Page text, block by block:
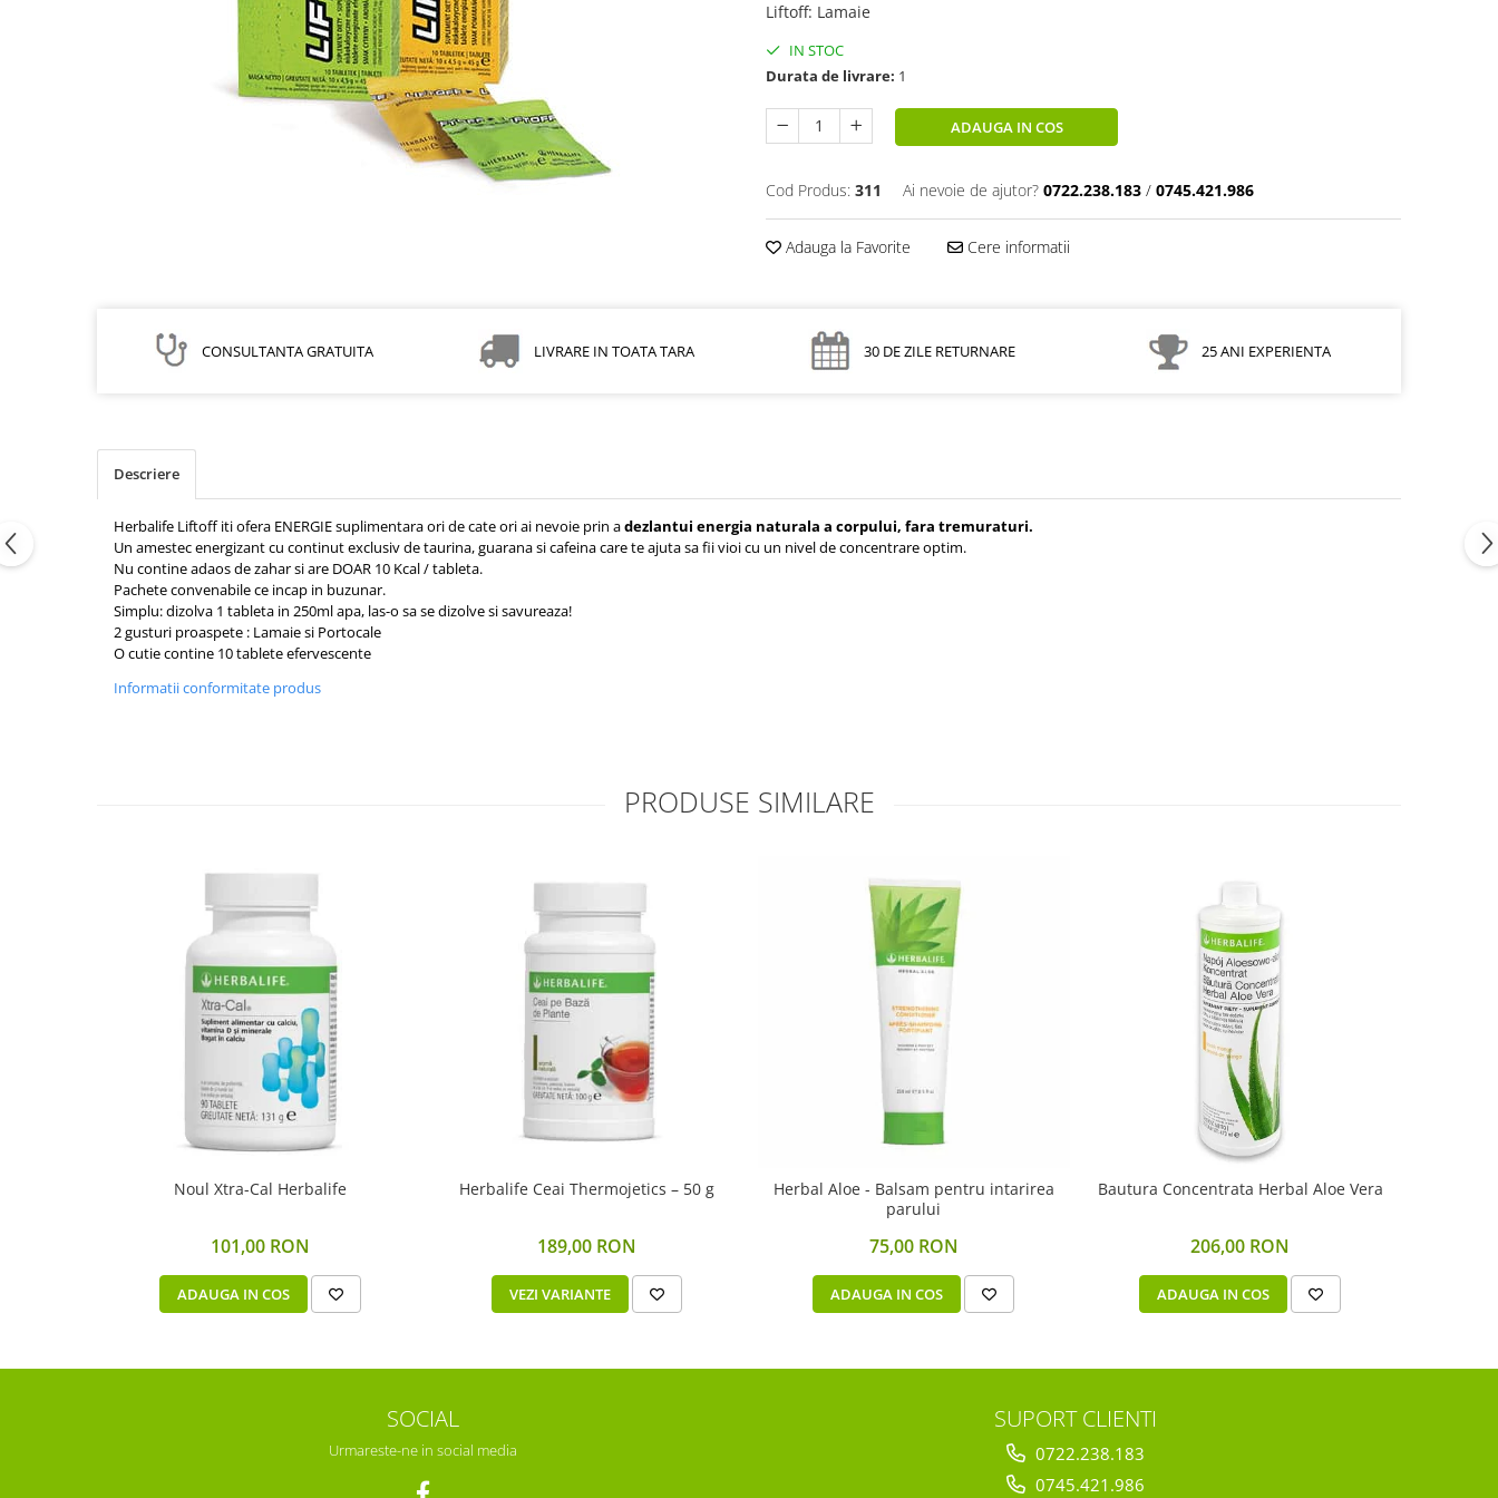
Liftoff: Lamaie
IN STOC
Durata de livrare: 1
ADAUGA IN COS
Cod Produs: 311 Ai nevoie de ajutor? 0722.238.183 / 0745.421.986
Adauga la Favorite Cere informatii
CONSULTANTA GRATUITA LIVRARE IN TOATA TARA 30 DE ZILE RETURNARE 25 ANI EXPERIENTA
Descriere
Herbalife Liftoff iti ofera ENERGIE suplimentara ori de cate ori ai nevoie prin adezlantui energia naturala a corpului, fara tremuraturi.
Un amestec energizant cu continut exclusiv de taurina, guarana si cafeina care te ajuta sa fii vioi cu un nivel de concentrare optim.
Nu contine adaos de zahar si are DOAR 10 Kcal / tableta.
Pachete convenabile ce incap in buzunar.
Simplu: dizolva 1 tableta in 250ml apa, las-o sa se dizolve si savureaza!
2 gusturi proaspete : Lamaie si Portocale
O cutie contine 10 tablete efervescente
Informatii conformitate produs
PRODUSE SIMILARE
Noul Xtra-Cal Herbalife
101,00 RON
ADAUGA IN COS
Herbalife Ceai Thermojetics – 50 g
189,00 RON
VEZI VARIANTE
Herbal Aloe - Balsam pentru intarirea
parului
75,00 RON
ADAUGA IN COS
Bautura Concentrata Herbal Aloe Vera
206,00 RON
ADAUGA IN COS
SOCIAL
Urmareste-ne in social media
SUPORT CLIENTI
0722.238.183
0745.421.986